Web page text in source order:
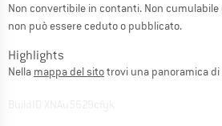
Non convertibile in contanti. Non
non può essere ceduto o pubblicato.
Highlights
Nella mappa del sitotrovi una panoramica